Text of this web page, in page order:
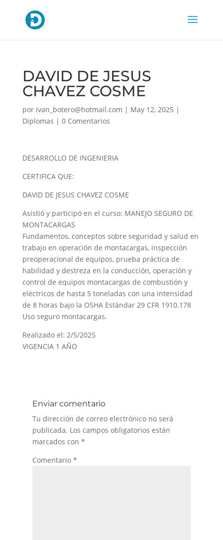
DAVID DE JESUS
CHAVEZ COSME
por ivan_botero@hotmail.com | May 12, 2025 |
Diplomas | 0 Comentarios
DESARROLLO DE INGENIERIA
CERTIFICA QUE:
DAVID DE JESUS CHAVEZ COSME
Asistió y participó en el curso: MANEJO SEGURO DE
MONTACARGAS
Fundamentos, conceptos sobre seguridad y salud en
trabajo en operación de montacargas, inspección
preoperacional de equipos, prueba práctica de
habilidad y destreza en la conducción, operación y
control de equipos montacargas de combustión y
eléctricos de hasta 5 toneladas con una intensidad
de 8 horas bajo la OSHA Estándar 29 CFR 1910.178
Uso seguro montacargas.
Realizado el: 2/5/2025
VIGENCIA 1 AÑO
Enviar comentario
Tu dirección de correo electrónico no será
publicada. Los campos obligatorios están
marcados con *
Comentario *